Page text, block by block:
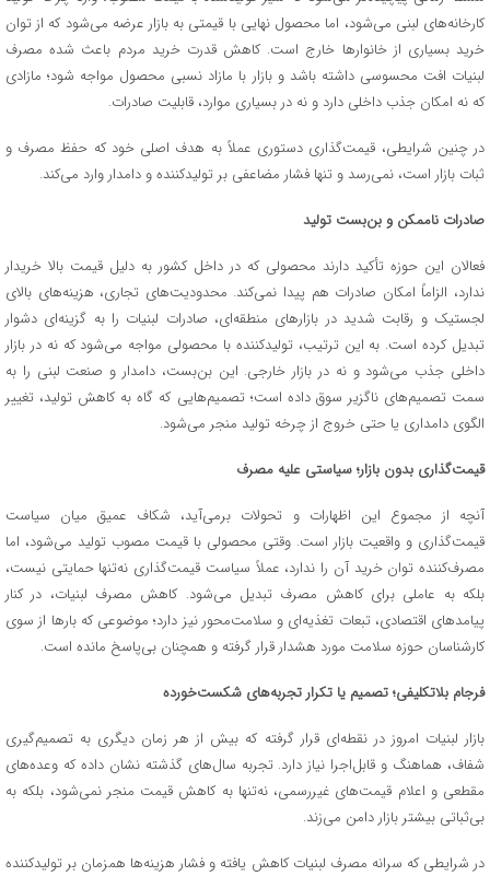
کارخانه‌های لبنی می‌شود، اما محصول نهایی با قیمتی به بازار عرضه می‌شود که از توان
خرید بسیاری از خانوارها خارج است. کاهش قدرت خرید مردم باعث شده مصرف
لبنیات افت محسوسی داشته باشد و بازار با مازاد نسبی محصول مواجه شود؛ مازادی
که نه امکان جذب داخلی دارد و نه در بسیاری موارد، قابلیت صادرات.
در چنین شرایطی، قیمت‌گذاری دستوری عملاً به هدف اصلی خود که حفظ مصرف و
ثبات بازار است، نمی‌رسد و تنها فشار مضاعفی بر تولیدکننده و دامدار وارد می‌کند.
صادرات ناممکن و بن‌بست تولید
فعالان این حوزه تأکید دارند محصولی که در داخل کشور به دلیل قیمت بالا خریدار
ندارد، الزاماً امکان صادرات هم پیدا نمی‌کند. محدودیت‌های تجاری، هزینه‌های بالای
لجستیک و رقابت شدید در بازارهای منطقه‌ای، صادرات لبنیات را به گزینه‌ای دشوار
تبدیل کرده است. به این ترتیب، تولیدکننده با محصولی مواجه می‌شود که نه در بازار
داخلی جذب می‌شود و نه در بازار خارجی. این بن‌بست، دامدار و صنعت لبنی را به
سمت تصمیم‌های ناگزیر سوق داده است؛ تصمیم‌هایی که گاه به کاهش تولید، تغییر
الگوی دامداری یا حتی خروج از چرخه تولید منجر می‌شود.
قیمت‌گذاری بدون بازار؛ سیاستی علیه مصرف
آنچه از مجموع این اظهارات و تحولات برمی‌آید، شکاف عمیق میان سیاست
قیمت‌گذاری و واقعیت بازار است. وقتی محصولی با قیمت مصوب تولید می‌شود، اما
مصرف‌کننده توان خرید آن را ندارد، عملاً سیاست قیمت‌گذاری نه‌تنها حمایتی نیست،
بلکه به عاملی برای کاهش مصرف تبدیل می‌شود. کاهش مصرف لبنیات، در کنار
پیامدهای اقتصادی، تبعات تغذیه‌ای و سلامت‌محور نیز دارد؛ موضوعی که بارها از سوی
کارشناسان حوزه سلامت مورد هشدار قرار گرفته و همچنان بی‌پاسخ مانده است.
فرجام بلاتکلیفی؛ تصمیم یا تکرار تجربه‌های شکست‌خورده
بازار لبنیات امروز در نقطه‌ای قرار گرفته که بیش از هر زمان دیگری به تصمیم‌گیری
شفاف، هماهنگ و قابل‌اجرا نیاز دارد. تجربه سال‌های گذشته نشان داده که وعده‌های
مقطعی و اعلام قیمت‌های غیررسمی، نه‌تنها به کاهش قیمت منجر نمی‌شود، بلکه به
بی‌ثباتی بیشتر بازار دامن می‌زند.
در شرایطی که سرانه مصرف لبنیات کاهش یافته و فشار هزینه‌ها همزمان بر تولیدکننده